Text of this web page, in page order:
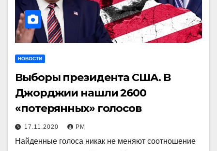
НОВОСТИ
Выборы президента США. В
Джорджии нашли 2600
«потерянных» голосов
17.11.2020 РМ
Найденные голоса никак не меняют соотношение